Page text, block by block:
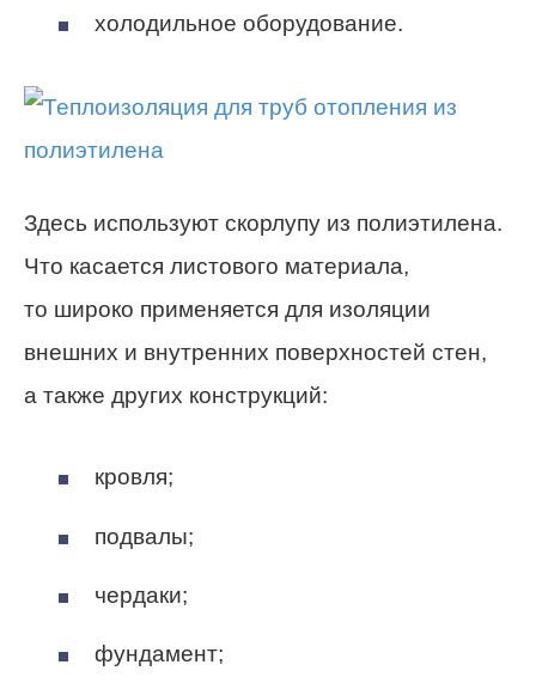
холодильное оборудование.
Здесь используют скорлупу из полиэтилена.
Что касается листового материала,
то широко применяется для изоляции
внешних и внутренних поверхностей стен,
а также других конструкций:
кровля;
подвалы;
чердаки;
фундамент;